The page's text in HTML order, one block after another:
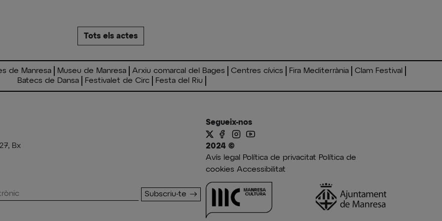
Tots els actes
de Manresa Museu de Manresa Arxiu comarcal del Bages Centres cívics Fira Mediterrània
Clam Festival
Batecs de Dansa
Festivalet de Circ Festa del Riu
Bx
Segueix-nos
2024 ©
Avís legal
Política de privacitat Política de
cookies Accessibilitat
Subscriu-te